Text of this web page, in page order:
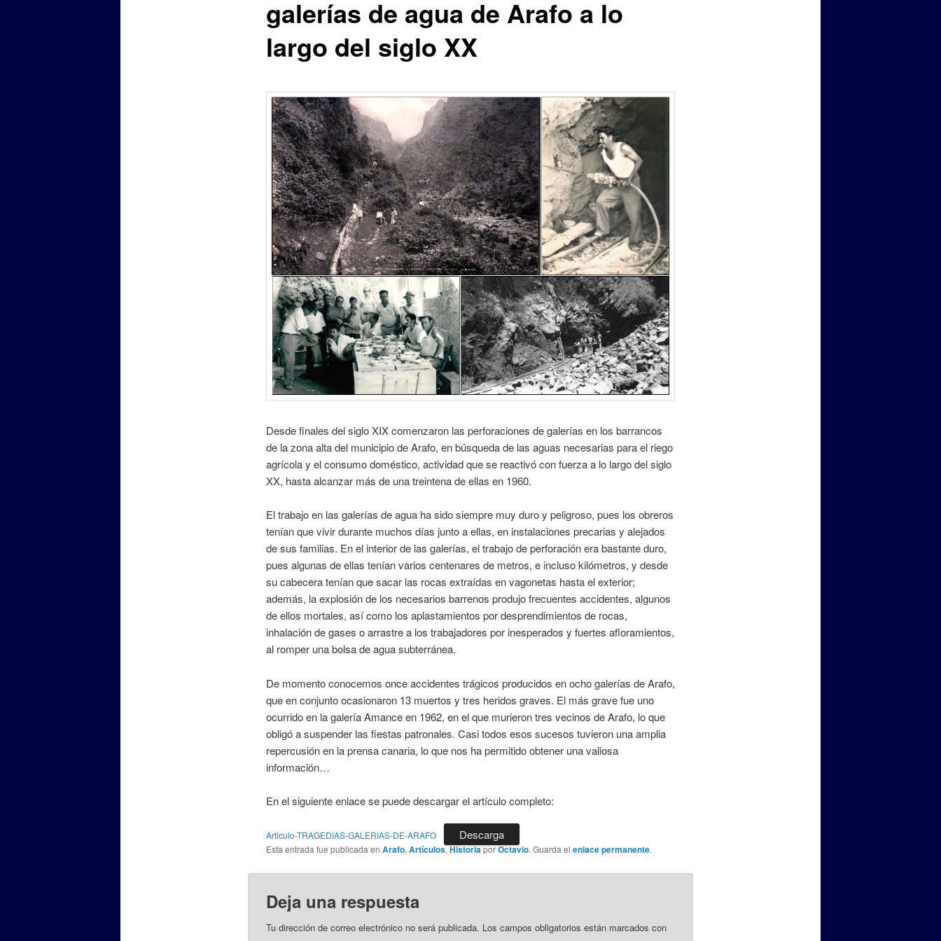
galerías de agua de Arafo a lo
largo del siglo XX
Desde finales del siglo XIX comenzaron las perforaciones de galerías en los barrancos
de la zona alta del municipio de Arafo, en búsqueda de las aguas necesarias para el riego
agrícola y el consumo doméstico, actividad que se reactivó con fuerza a lo largo del siglo
XX, hasta alcanzar más de una treintena de ellas en 1960.
El trabajo en las galerías de agua ha sido siempre muy duro y peligroso, pues los obreros
tenían que vivir durante muchos días junto a ellas, en instalaciones precarias y alejados
de sus familias. En el interior de las galerías, el trabajo de perforación era bastante duro,
pues algunas de ellas tenían varios centenares de metros, e incluso kilómetros, y desde
su cabecera tenían que sacar las rocas extraídas en vagonetas hasta el exterior;
además, la explosión de los necesarios barrenos produjo frecuentes accidentes, algunos
de ellos mortales, así como los aplastamientos por desprendimientos de rocas,
inhalación de gases o arrastre a los trabajadores por inesperados y fuertes afloramientos,
al romper una bolsa de agua subterránea.
De momento conocemos once accidentes trágicos producidos en ocho galerías de Arafo,
que en conjunto ocasionaron 13 muertos y tres heridos graves. El más grave fue uno
ocurrido en la galería Amance en 1962, en el que murieron tres vecinos de Arafo, lo que
obligó a suspender las fiestas patronales. Casi todos esos sucesos tuvieron una amplia
repercusión en la prensa canaria, lo que nos ha permitido obtener una valiosa
información…
En el siguiente enlace se puede descargar el artículo completo:
Articulo-TRAGEDIAS-GALERIAS-DE-ARAFO Descarga
Esta entrada fue publicada en Arafo, Artículos,HistoriaporOctavio. Guarda el enlace permanente.
Deja una respuesta
Tu dirección de correo electrónico no será publicada. Los campos obligatorios están marcados con